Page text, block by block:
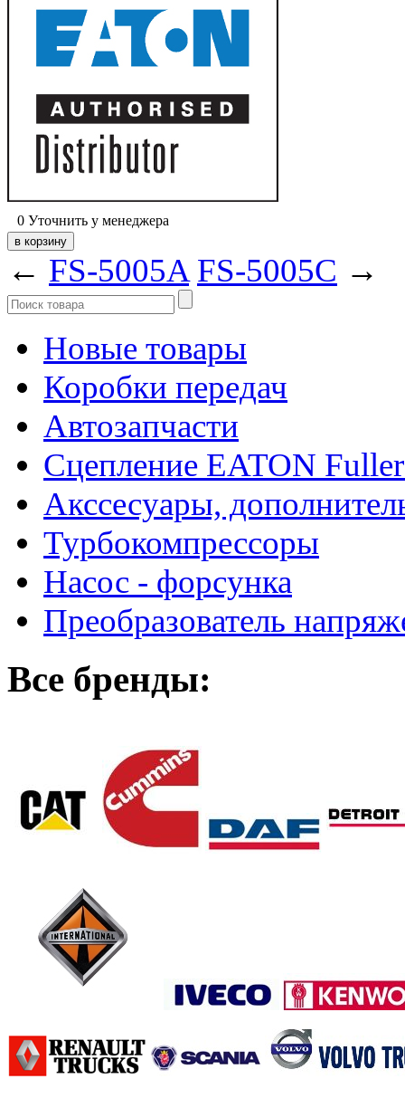
0 Уточнить у менеджера
← FS-5005A FS-5005C →
Новые товары
Коробки передач
Автозапчасти
Сцепление EATON
Акссесуары,
Турбокомпрессоры
Насос - форсунка
Преобразователь
Все бренды: